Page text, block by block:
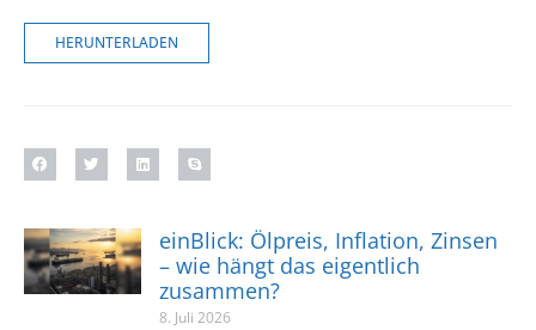
HERUNTERLADEN
einBlick: Ölpreis, Inflation, Zinsen
– wie hängt das eigentlich
zusammen?
8. Juli 2026